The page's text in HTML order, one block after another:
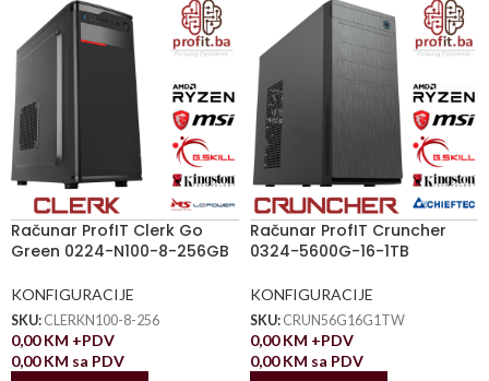
Računar ProfIT Clerk Go
Green 0224-N100-8-256GB
KONFIGURACIJE
SKU: CLERKN100-8-256
0,00KM +PDV
0,00KM sa PDV
Računar ProfIT Cruncher
0324-5600G-16-1TB
KONFIGURACIJE
SKU: CRUN56G16G1TW
0,00KM +PDV
0,00KM sa PDV